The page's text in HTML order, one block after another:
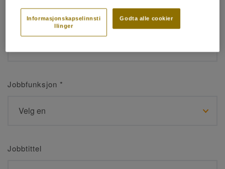
Etternavn*
Jobbfunksjon *
Jobbtittel
Godta alle cookier
Informasjonskapselinnsti
llinger